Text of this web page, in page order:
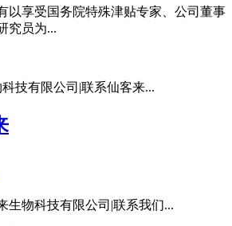
以享受国务院特殊津贴专家、公司董事
究员为...
技有限公司|联系仙客来...
生物科技有限公司|联系我们...